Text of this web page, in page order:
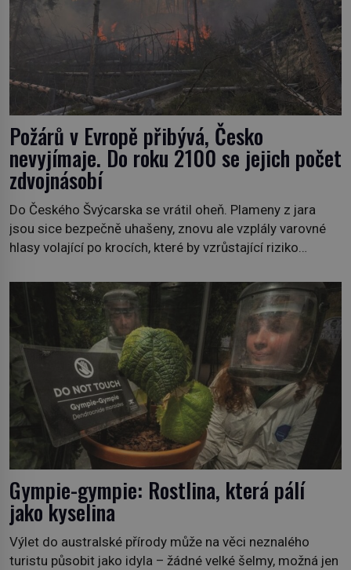
Požárů v Evropě přibývá, Česko
nevyjímaje. Do roku 2100 se jejich počet
zdvojnásobí
Do Českého Švýcarska se vrátil oheň. Plameny z jara
jsou sice bezpečně uhašeny, znovu ale vzplály varovné
hlasy volající po krocích, které by vzrůstající riziko
požáry už nejsou problémem pouze vzdáleného
Středomoří. S oteplujícím se klimatem, vysušenou
krajinou a desetiletími lidských zásahů se z nich stává
nový evropský normál […]
Gympie-gympie: Rostlina, která pálí
jako kyselina
Výlet do australské přírody může na věci neznalého
turistu působit jako idyla – žádné velké šelmy, možná jen